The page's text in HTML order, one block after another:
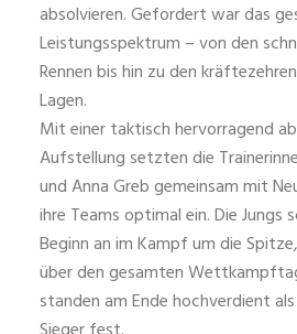
absolvieren. Gefordert war das
Leistungsspektrum – von den
Rennen bis hin zu den
Lagen.
Mit einer taktisch hervorragend
Aufstellung setzten die
und Anna Greb gemeinsam mit
ihre Teams optimal ein. Die Jungs
Beginn an im Kampf um die
über den gesamten
standen am Ende hochverdient